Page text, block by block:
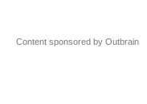
Content sponsored by Outbrain